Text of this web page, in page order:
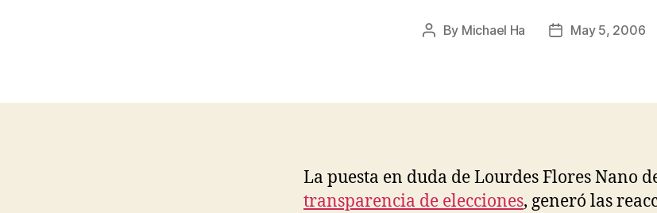
Post
By Michael Ha
PostMay 5, 2006
La puesta en duda de Lourdes Flores Nano
transparencia de elecciones, generó las